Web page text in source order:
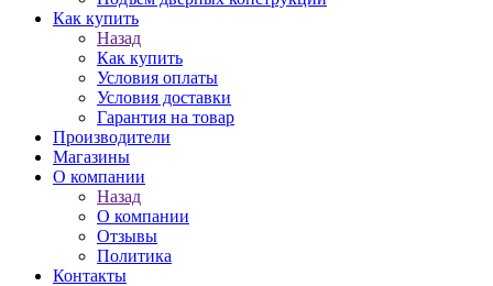
Как купить
Назад
Как купить
Условия оплаты
Условия доставки
Гарантия на товар
Производители
Магазины
О компании
Назад
О компании
Отзывы
Политика
Контакты